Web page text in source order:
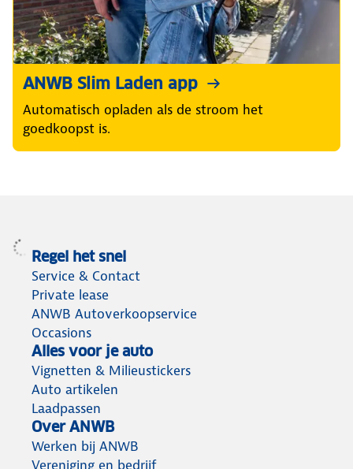
ANWB Slim Laden app
Automatisch opladen als de stroom het
goedkoopst is.
Regel het snel
Service & Contact
Private lease
ANWB Autoverkoopservice
Occasions
Alles voor je auto
Vignetten & Milieustickers
Auto artikelen
Laadpassen
Over ANWB
Werken bij ANWB
Vereniging en bedrijf